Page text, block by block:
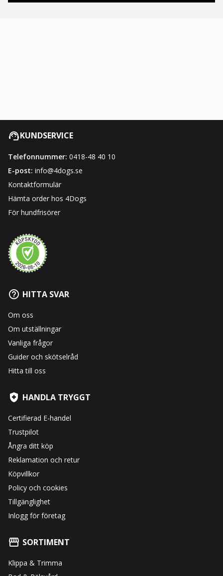
KUNDSERVICE
Telefonnummer: 0418-48 40 10
E-post: info@4dogs.se
Kontaktformulär
Hämta order hos 4Dogs
För hundfrisörer
HITTA SVAR
Om oss
Om utställningar
Vanliga frågor
Guider och skötselråd
Hitta till oss
HANDLA TRYGGT
Certifierad E-handel
Trustpilot
Ångra ditt köp
Reklamation och retur
Köpvillkor
Policy och cookies
Tillgänglighet
Inlogg för företag
SORTIMENT
Klippa & Trimma